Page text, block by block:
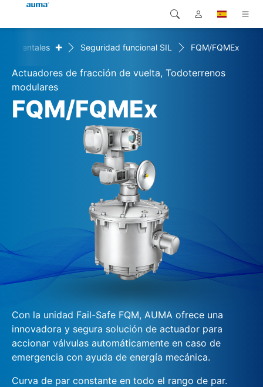
Productos
Soluciones
Descargas
Global
Europa
Asia y Pacífico
Norteamérica
Búsqueda
ambientales + Seguridad funcional SIL FQM/FQMEx
Actuadores de fracción de vuelta, Todoterrenos
modulares
FQM/FQMEx
Con la unidad Fail-Safe FQM, AUMA ofrece una
innovadora y segura solución de actuador para
accionar válvulas automáticamente en caso de
emergencia con ayuda de energía mecánica.
Curva de par constante en todo el rango de par.